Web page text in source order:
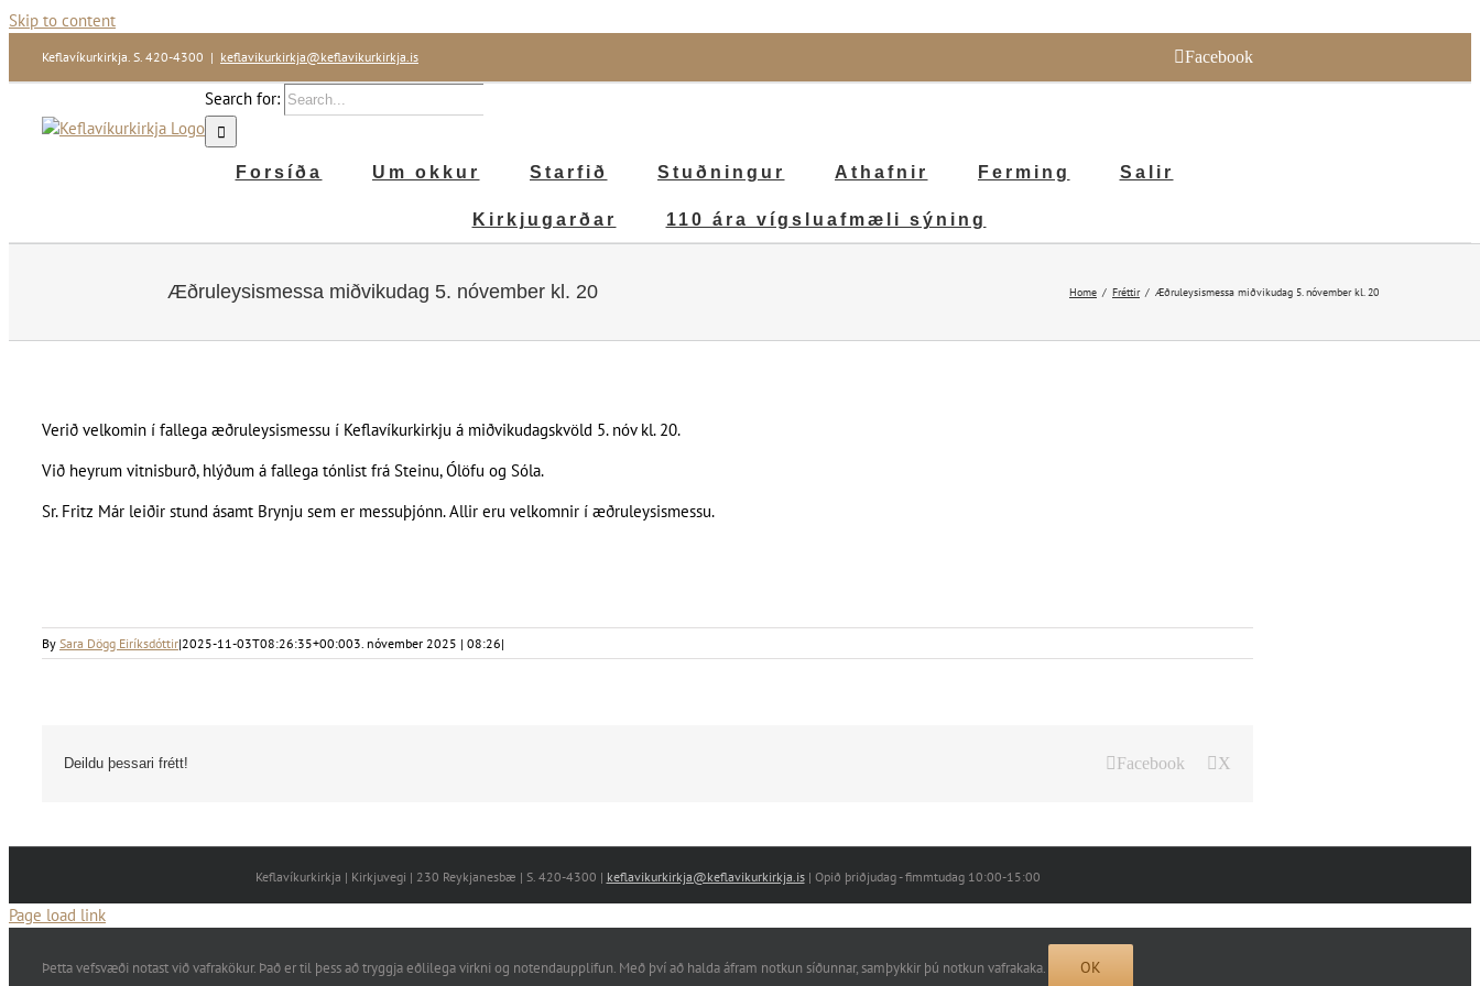
Skip to content
Keflavíkurkirkja. S. 420-4300 | keflavikurkirkja@keflavikurkirkja.is Facebook
Search for:
Forsíða Um okkur Starfið Stuðningur Athafnir Ferming Salir
Kirkjugarðar 110 ára vígsluafmæli sýning
Æðruleysismessa miðvikudag 5. nóvember kl. 20 Home Fréttir Æðruleysismessa miðvikudag 5. nóvember kl. 20
Verið velkomin í fallega æðruleysismessu í Keflavíkurkirkju á miðvikudagskvöld 5. nóv kl. 20.
Við heyrum vitnisburð, hlýðum á fallega tónlist frá Steinu, Ólöfu og Sóla.
Sr. Fritz Már leiðir stund ásamt Brynju sem er messuþjónn. Allir eru velkomnir í æðruleysismessu.
By Sara Dögg Eiríksdóttir|2025-11-03T08:26:35+00:003. nóvember 2025 | 08:26|
Deildu þessari frétt! Facebook X
Keflavíkurkirkja | Kirkjuvegi | 230 Reykjanesbæ | S. 420-4300 | keflavikurkirkja@keflavikurkirkja.is| Opið þriðjudag - fimmtudag 10:00-15:00
Page load link
Þetta vefsvæði notast við vafrakökur. Það er til þess að tryggja eðlilega virkni og notendaupplifun. Með því að halda áfram notkun síðunnar, samþykkir þú notkun vafrakaka. OK